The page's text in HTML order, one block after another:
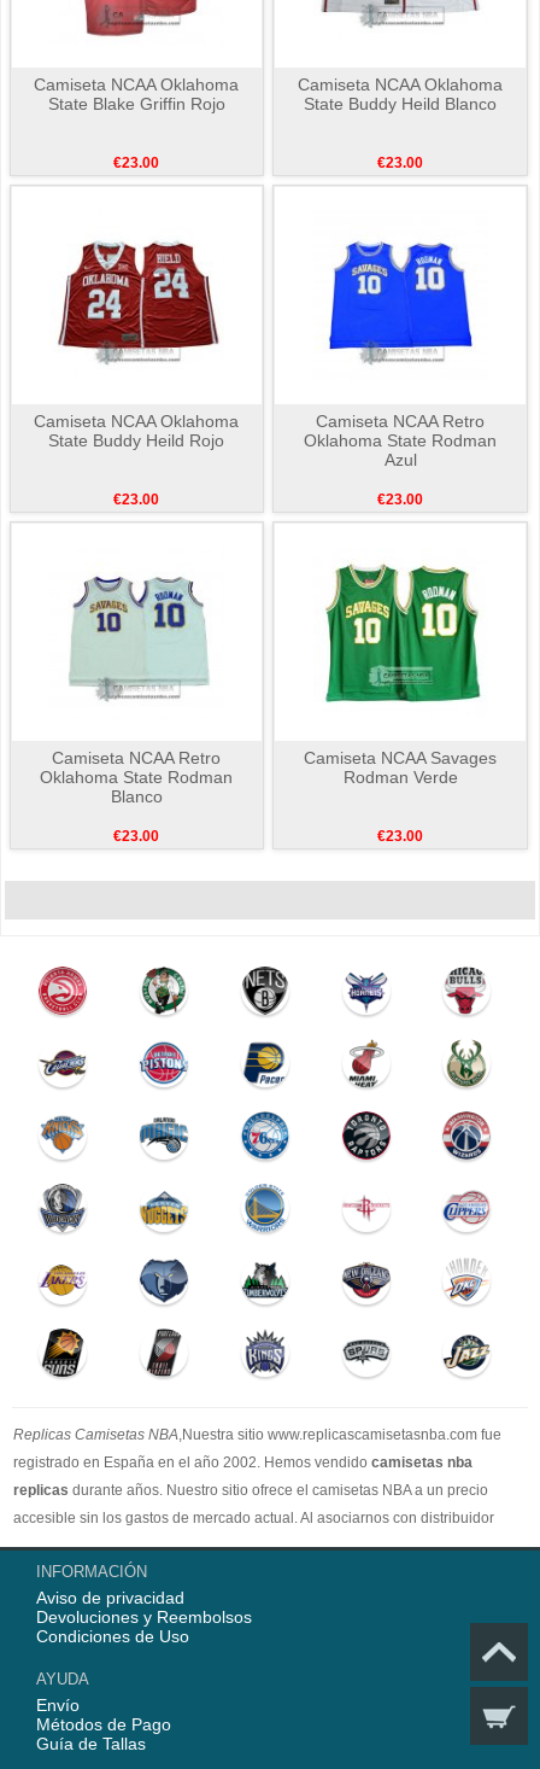
Camiseta NCAA Oklahoma
State Blake Griffin Rojo
€23.00
Camiseta NCAA Oklahoma
State Buddy Heild Blanco
€23.00
Camiseta NCAA Oklahoma
State Buddy Heild Rojo
€23.00
Camiseta NCAA Retro
Oklahoma State Rodman
Azul
€23.00
Camiseta NCAA Retro
Oklahoma State Rodman
Blanco
€23.00
Camiseta NCAA Savages
Rodman Verde
€23.00
Replicas Camisetas NBA,Nuestra sitio www.replicascamisetasnba.com fue
registrado en España en el año 2002. Hemos vendido camisetas nba
replicas durante años. Nuestro sitio ofrece el camisetas NBA a un precio
accesible sin los gastos de mercado actual. Al asociarnos con distribuidor
oficial de camisetas NBA, garantizamos que todos nuestros artículos son
100% auténticos con embalaje original. Estamos dedicados a proporcionar la
mejor calidad camisetas nba a nuestros clientes ahora. En 2025,
www.replicascamisetasnba.com ofrecerá nuestro mejor servicio para que Ud.
INFORMACIÓN
Aviso de privacidad
Devoluciones y Reembolsos
Condiciones de Uso
AYUDA
Envío
Métodos de Pago
Guía de Tallas